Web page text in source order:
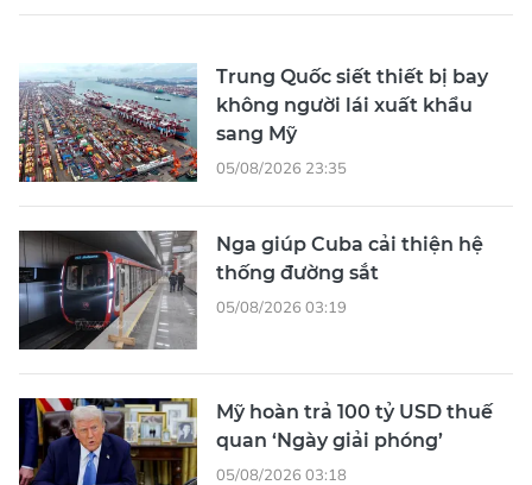
Trung Quốc siết thiết bị bay
không người lái xuất khẩu
sang Mỹ
05/08/2026 23:35
Nga giúp Cuba cải thiện hệ
thống đường sắt
05/08/2026 03:19
Mỹ hoàn trả 100 tỷ USD thuế
quan ‘Ngày giải phóng’
05/08/2026 03:18